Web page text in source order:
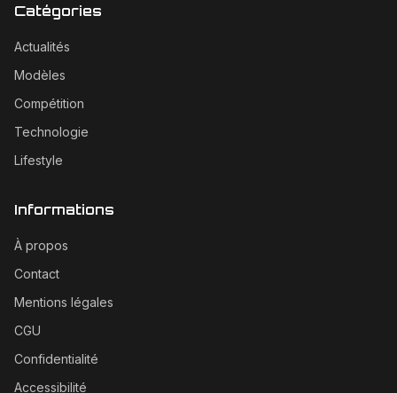
Catégories
Actualités
Modèles
Compétition
Technologie
Lifestyle
Informations
À propos
Contact
Mentions légales
CGU
Confidentialité
Accessibilité